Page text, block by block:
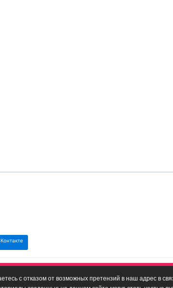
с отказом от возможных претензий в наш адрес в